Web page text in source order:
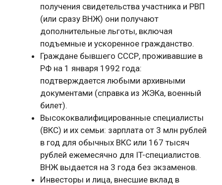
получения свидетельства участника и РВП
(или сразу ВНЖ) они получают
дополнительные льготы, включая
подъемные и ускоренное гражданство.
Граждане бывшего СССР, проживавшие в
РФ на 1 января 1992 года:
подтверждается любыми архивными
документами (справка из ЖЭКа, военный
билет).
Высококвалифицированные специалисты
(ВКС) и их семьи: зарплата от 3 млн рублей
в год для обычных ВКС или 167 тысяч
рублей ежемесячно для IT-специалистов.
ВНЖ выдается на 3 года без экзаменов.
Инвесторы и лица, внесшие вклад в